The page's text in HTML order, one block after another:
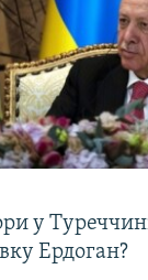
у
Ердоган?